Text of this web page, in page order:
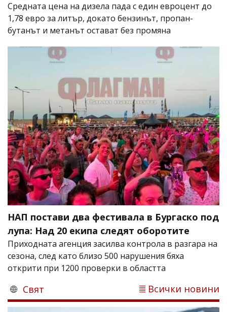
Средната цена на дизела пада с един евроцент до
1,78 евро за литър, докато бензинът, пропан-
бутанът и метанът остават без промяна
НАП постави два фестивала в Бургаско под
лупа: Над 20 екипа следят оборотите
Приходната агенция засилва контрола в разгара на
сезона, след като близо 500 нарушения бяха
открити при 1200 проверки в областта
Свят Всички новини